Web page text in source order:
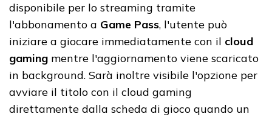
disponibile per lo streaming tramite
l'abbonamento a Game Pass, l'utente può
iniziare a giocare immediatamente con il cloud
gaming mentre l'aggiornamento viene scaricato
in background. Sarà inoltre visibile l'opzione per
avviare il titolo con il cloud gaming
direttamente dalla scheda di gioco quando un